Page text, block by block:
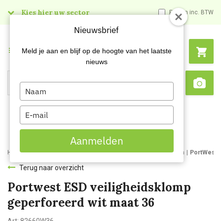
Kies hier uw sector Prijzen inc. BTW
Search
Menu
Home Webshop Werk- en veiligheidsschoenen Werkklompen PortWest
Terug naar overzicht
Portwest ESD veiligheidsklomp
geperforeerd wit maat 36
Nieuwsbrief
Meld je aan en blijf op de hoogte van het laatste
nieuws
Type
your
name
Type
your
email
Aanmelden